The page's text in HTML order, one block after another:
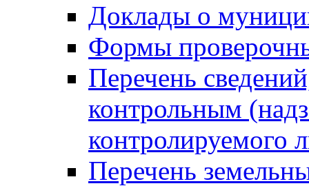
Доклады о
Формы
Перечень
контрольным
контролируемого
Перечень